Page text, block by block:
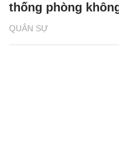
QUÂN SỰ
thống phòng